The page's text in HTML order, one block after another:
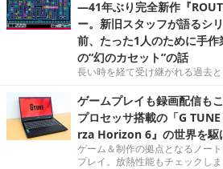
―41年ぶり完全新作『
ー。新旧スタッフが語るシ
前、たった1人のために手
の“幻のカセット”の話
長い時を経て受け継がれる過去
ゲームプレイも録画配信も
プロセッサ搭載の「G
rza Horizon 6』の世界を駆
ゲーム＆制作の拠点となるノー
プレイ。放熱性能もチェックしま